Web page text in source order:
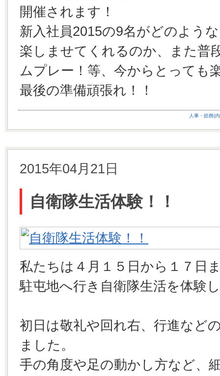
開催されます！
新入社員2015の9名がどのよう
楽しませてくれるのか、また普
ムプレー！等、今からとっても
最後の準備頑張れ！！
人事・総務(
2015年04月21日
自衛隊生活体験！！
私たちは４月１５日から１７日
駐屯地へ行き自衛隊生活を体験
初日は敬礼や回れ右、行進など
ました。
手の角度や足の動かし方など、